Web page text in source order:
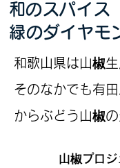
​和のスパイス
緑のダイヤモ
和歌山県は山椒生
そのなかでも有
からぶどう山椒の
山椒プロジ